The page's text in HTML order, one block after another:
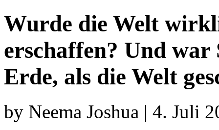
Wurde die Welt
erschaffen? Und war
Erde, als die Welt
by Neema Joshua | 4. Juli